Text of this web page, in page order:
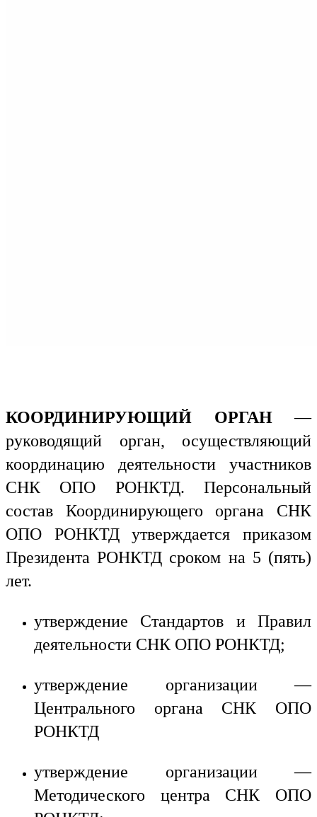
КООРДИНИРУЮЩИЙ ОРГАН—
руководящий орган, осуществляющий
координацию деятельности участников
СНК ОПО РОНКТД. Персональный
состав Координирующего органа СНК
ОПО РОНКТД утверждается приказом
Президента РОНКТД сроком на 5 (пять)
лет.
утверждение Стандартов и Правил
деятельности СНК ОПО РОНКТД;
утверждение организации —
Центрального органа СНК ОПО
РОНКТД
утверждение организации —
Методического центра СНК ОПО